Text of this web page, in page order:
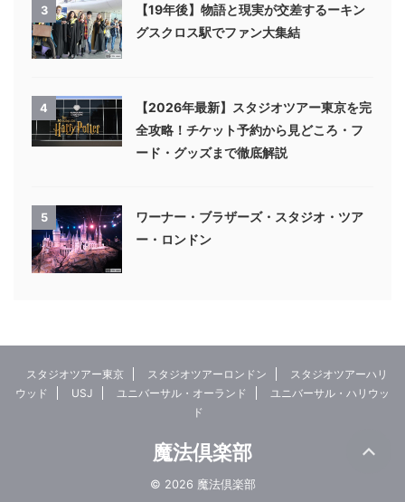
3
【19年後】物語と現実が交差するーキン
グスクロス駅でファン大集結
4
【2026年最新】スタジオツアー東京を完
全攻略！チケット予約から見どころ・フ
ード・グッズまで徹底解説
5
ワーナー・ブラザーズ・スタジオ・ツア
ー・ロンドン
スタジオツアー東京 スタジオツアーロンドン
スタジオツアーハリ
ウッド
USJ ユニバーサル・オーランド
ユニバーサル・ハリウッ
ド
魔法倶楽部
© 2026 魔法倶楽部